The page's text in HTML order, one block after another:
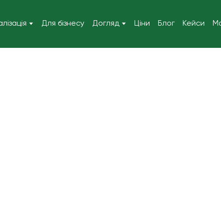
Для бізнесу Догляд Ціни Блог Кейси